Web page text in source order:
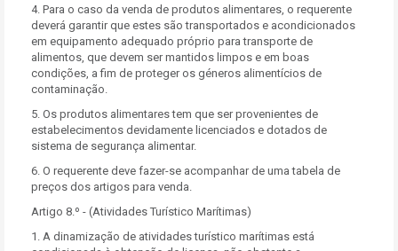
4. Para o caso da venda de produtos alimentares, o requerente
deverá garantir que estes são transportados e acondicionados
em equipamento adequado próprio para transporte de
alimentos, que devem ser mantidos limpos e em boas
condições, a fim de proteger os géneros alimentícios de
contaminação.
5. Os produtos alimentares tem que ser provenientes de
estabelecimentos devidamente licenciados e dotados de
sistema de segurança alimentar.
6. O requerente deve fazer-se acompanhar de uma tabela de
preços dos artigos para venda.
Artigo 8.º - (Atividades Turístico Marítimas)
1. A dinamização de atividades turístico marítimas está